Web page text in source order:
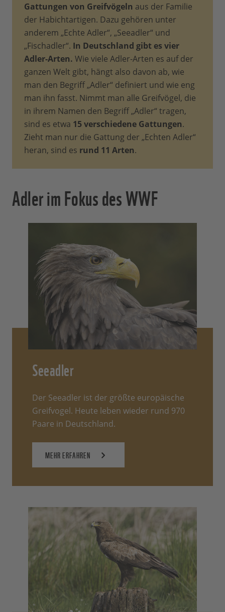
Gattungen von Greifvögeln aus der Familie
der Habichtartigen. Dazu gehören unter
anderem „Echte Adler“, „Seeadler“ und
„Fischadler“. In Deutschland gibt es vier
Adler-Arten. Wie viele Adler-Arten es auf der
ganzen Welt gibt, hängt also davon ab, wie
man den Begriff „Adler“ definiert und wie eng
man ihn fasst. Nimmt man alle Greifvögel, die
in ihrem Namen den Begriff „Adler“ tragen,
sind es etwa 15 verschiedene Gattungen.
Zieht man nur die Gattung der „Echten Adler“
heran, sind es rund 11 Arten.
Adler im Fokus des WWF
Seeadler
Der Seeadler ist der größte europäische
Greifvogel. Heute leben wieder rund 970
Paare in Deutschland.
MEHR ERFAHREN